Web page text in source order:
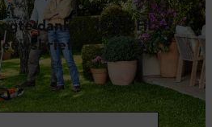
dankzij de STIHL